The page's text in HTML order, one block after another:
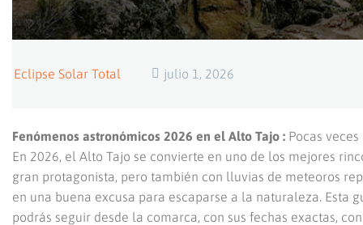
Eclipse Solar Total julio 1, 2026
Fenómenos astronómicos 2026 en el Alto Tajo : Pocas
En 2026, el Alto Tajo se convierte en uno de los mejores
gran protagonista, pero también con lluvias de meteoros
en una buena excusa para escaparse a la naturaleza. Esta
podrás seguir desde la comarca, con sus fechas exactas,